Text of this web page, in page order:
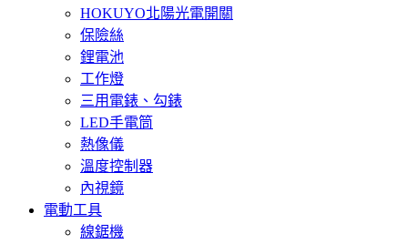
HOKUYO北陽光電開關
保險絲
鋰電池
工作燈
三用電錶、勾錶
LED手電筒
熱像儀
溫度控制器
內視鏡
電動工具
線鋸機